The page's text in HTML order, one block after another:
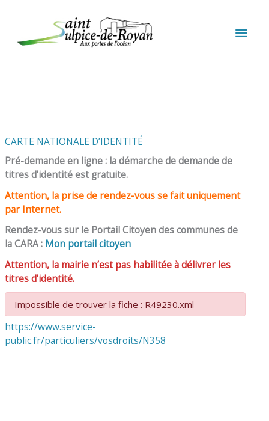
CARTE NATIONALE D’IDENTITÉ
Pré-demande en ligne : la démarche de demande de
titres d’identité est gratuite.
Attention, la prise de rendez-vous se fait uniquement
par Internet.
Rendez-vous sur le Portail Citoyen des communes de
la CARA : Mon portail citoyen
Attention, la mairie n’est pas habilitée à délivrer les
titres d’identité.
Impossible de trouver la fiche : R49230.xml
https://www.service-
public.fr/particuliers/vosdroits/N358